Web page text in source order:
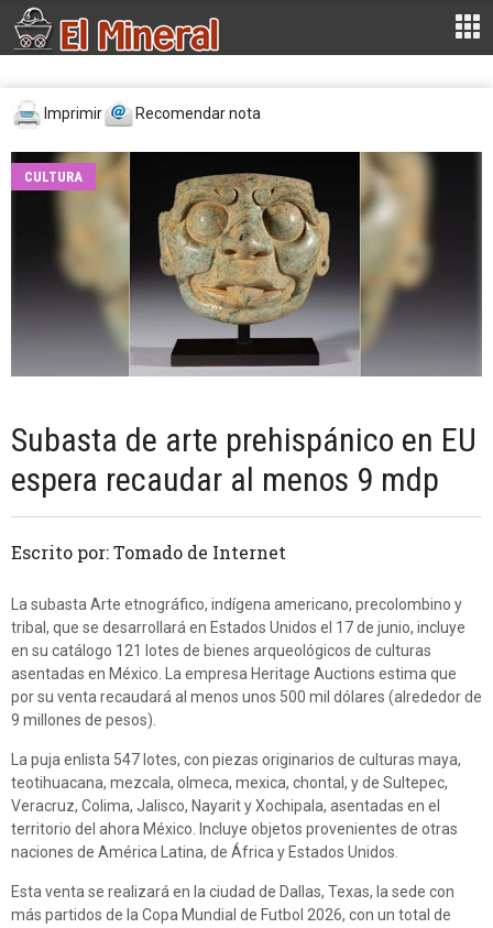
Imprimir Recomendar nota
CULTURA
Subasta de arte prehispánico en EU
espera recaudar al menos 9 mdp
Escrito por: Tomado de Internet
La subasta Arte etnográfico, indígena americano, precolombino y
tribal, que se desarrollará en Estados Unidos el 17 de junio, incluye
en su catálogo 121 lotes de bienes arqueológicos de culturas
asentadas en México. La empresa Heritage Auctions estima que
por su venta recaudará al menos unos 500 mil dólares (alrededor de
9 millones de pesos).
La puja enlista 547 lotes, con piezas originarios de culturas maya,
teotihuacana, mezcala, olmeca, mexica, chontal, y de Sultepec,
Veracruz, Colima, Jalisco, Nayarit y Xochipala, asentadas en el
territorio del ahora México. Incluye objetos provenientes de otras
naciones de América Latina, de África y Estados Unidos.
Esta venta se realizará en la ciudad de Dallas, Texas, la sede con
más partidos de la Copa Mundial de Futbol 2026, con un total de